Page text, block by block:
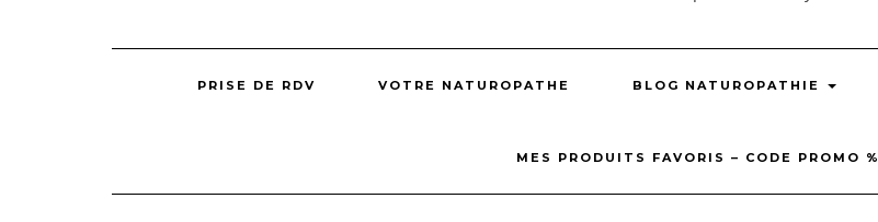
PRISE DE RDV VOTRE NATUROPATHE BLOG NATUROPATHIE
MES PRODUITS FAVORIS – CODE PROMO %